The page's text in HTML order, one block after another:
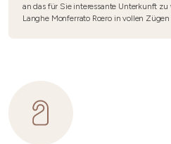
an das für Sie interessante Unterkunft
Langhe Monferrato Roero in vollen